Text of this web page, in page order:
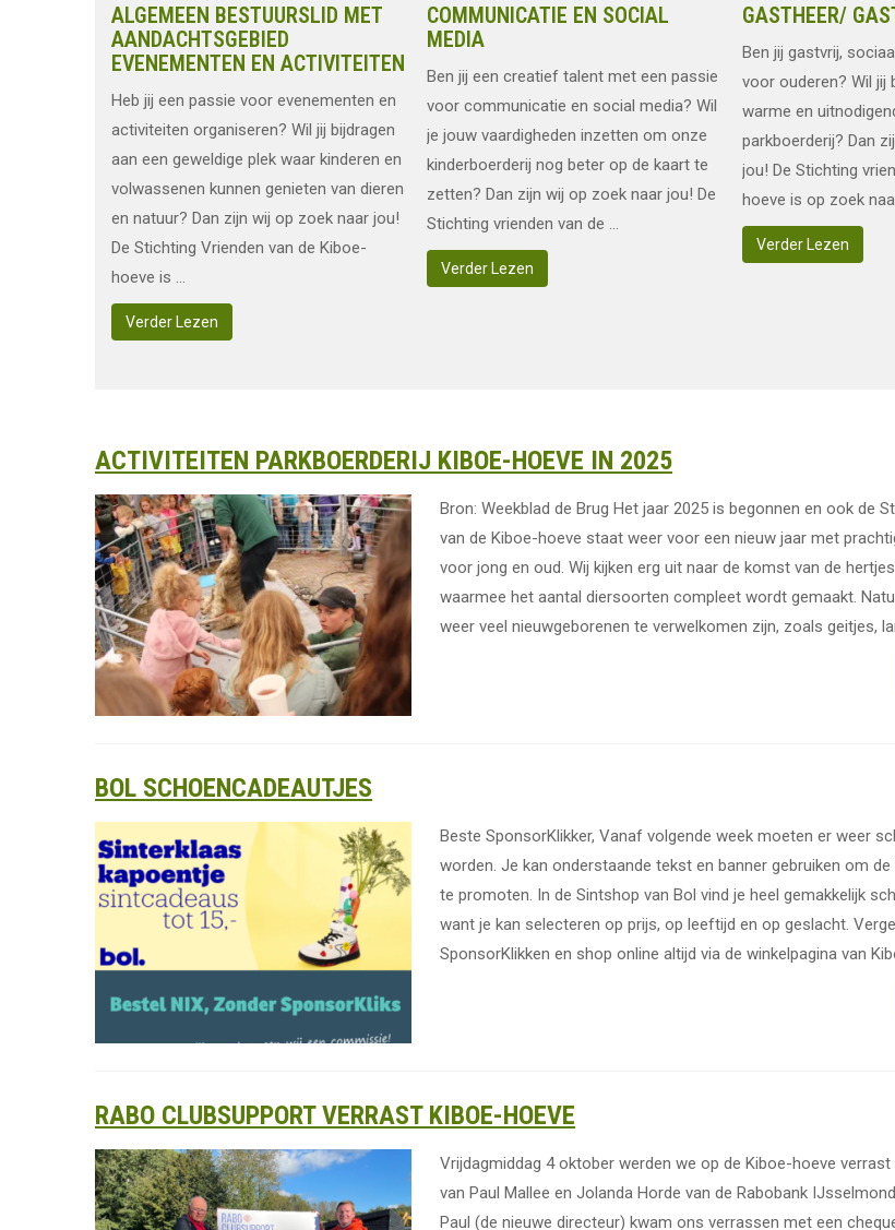
ALGEMEEN BESTUURSLID MET
AANDACHTSGEBIED
EVENEMENTEN EN ACTIVITEITEN
Heb jij een passie voor evenementen en
activiteiten organiseren? Wil jij bijdragen
aan een geweldige plek waar kinderen en
volwassenen kunnen genieten van dieren
en natuur? Dan zijn wij op zoek naar jou!
De Stichting Vrienden van de Kiboe-
hoeve is ...
Verder Lezen
COMMUNICATIE EN SOCIAL
MEDIA
Ben jij een creatief talent met een passie
voor communicatie en social media? Wil
je jouw vaardigheden inzetten om onze
kinderboerderij nog beter op de kaart te
zetten? Dan zijn wij op zoek naar jou! De
Stichting vrienden van de ...
Verder Lezen
GASTHEER/
Ben jij gastvrij,
voor ouderen? Wil jij
warme en
parkboerderij? Dan
jou! De Stichting
hoeve is op zoek
Verder Lezen
ACTIVITEITEN PARKBOERDERIJ KIBOE-HOEVE IN 2025
Bron: Weekblad de Brug Het jaar 2025 is begonnen en ook de
van de Kiboe-hoeve staat weer voor een nieuw jaar met
voor jong en oud. Wij kijken erg uit naar de komst van de
waarmee het aantal diersoorten compleet wordt gemaakt.
weer veel nieuwgeborenen te verwelkomen zijn, zoals geitjes,
BOL SCHOENCADEAUTJES
Beste SponsorKlikker, Vanaf volgende week moeten er weer
worden. Je kan onderstaande tekst en banner gebruiken om
te promoten. In de Sintshop van Bol vind je heel gemakkelijk
want je kan selecteren op prijs, op leeftijd en op geslacht.
SponsorKlikken en shop online altijd via de winkelpagina van
RABO CLUBSUPPORT VERRAST KIBOE-HOEVE
Vrijdagmiddag 4 oktober werden we op de Kiboe-hoeve
van Paul Mallee en Jolanda Horde van de Rabobank
Paul (de nieuwe directeur) kwam ons verrassen met een